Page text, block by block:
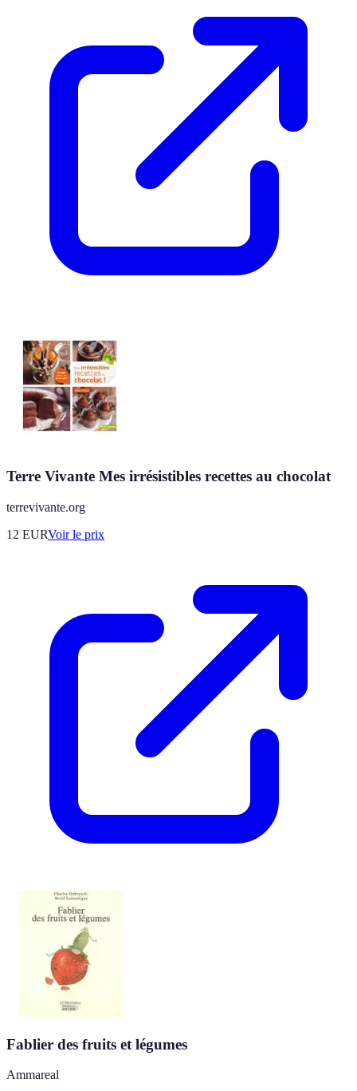
Terre Vivante Mes irrésistibles recettes au chocolat
terrevivante.org
12 EURVoir le prix
Fablier des fruits et légumes
Ammareal